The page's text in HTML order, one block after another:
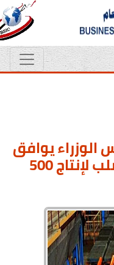
الوزراء يوافق
عل منح رخصة للدلتا للصلب لإنتاج 500